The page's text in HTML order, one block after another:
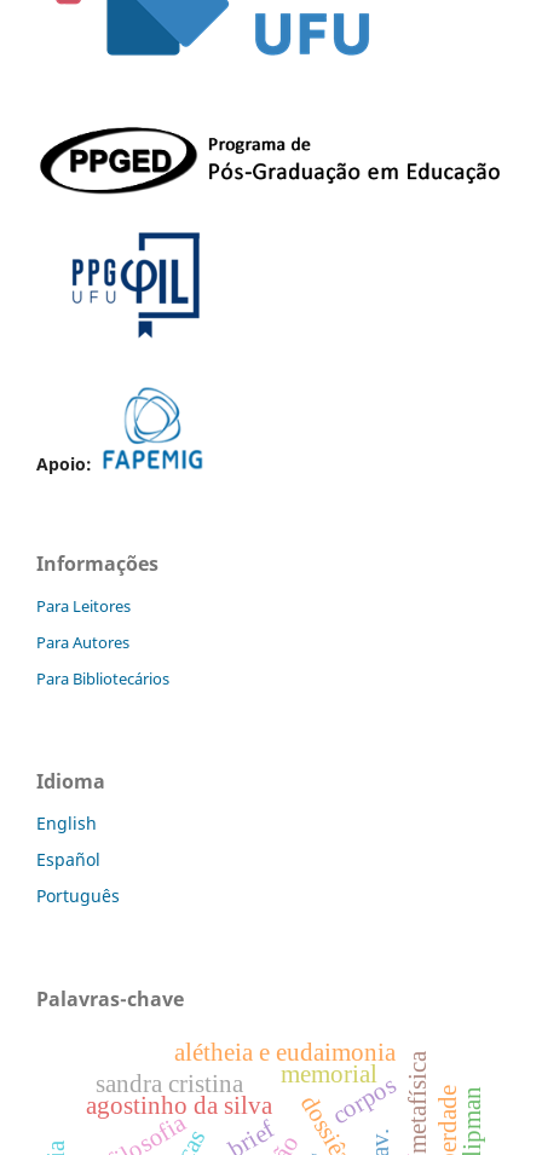
Apoio:
Informações
Para Leitores
Para Autores
Para Bibliotecários
Idioma
English
Español
Português
Palavras-chave
brief
agostinho da silva
sandra cristina memorial
corpos
alétheia e eudaimonia metafísicaliberdade